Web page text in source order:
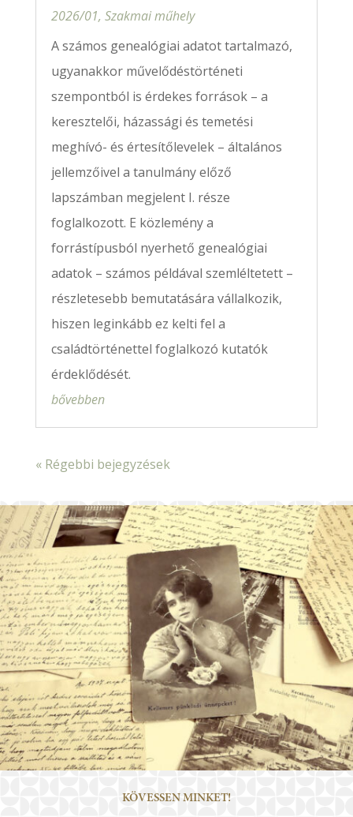
2026/01, Szakmai műhely
A számos genealógiai adatot tartalmazó,
ugyanakkor művelődéstörténeti
szempontból is érdekes források – a
keresztelői, házassági és temetési
meghívó- és értesítőlevelek – általános
jellemzőivel a tanulmány előző
lapszámban megjelent I. része
foglalkozott. E közlemény a
forrástípusból nyerhető genealógiai
adatok – számos példával szemléltetett –
részletesebb bemutatására vállalkozik,
hiszen leginkább ez kelti fel a
családtörténettel foglalkozó kutatók
érdeklődését.
bővebben
« Régebbi bejegyzések
KÖVESSEN MINKET!